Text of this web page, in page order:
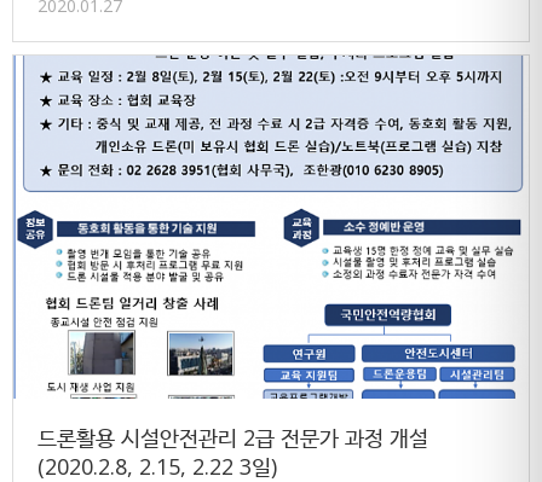
2020.01.27
드론활용 시설안전관리 2급 전문가 과정 개설
(2020.2.8, 2.15, 2.22 3일)